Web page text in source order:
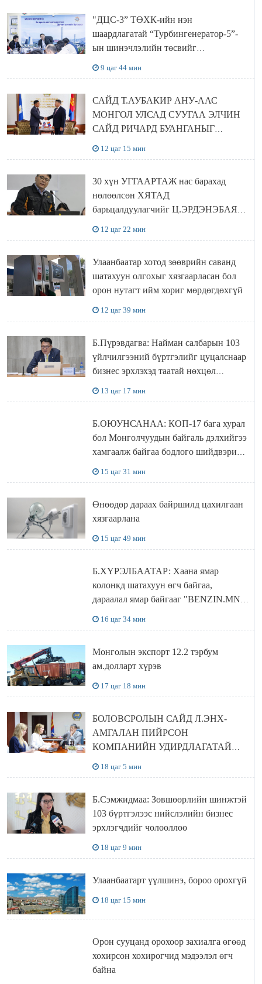
"ДЦС-3” ТӨХК-ийн нэн
шаардлагатай “Турбингенератор-5”-
ын шинэчлэлийн төсвийг
9 цаг 44 мин
САЙД Т.АУБАКИР АНУ-ААС
МОНГОЛ УЛСАД СУУГАА ЭЛЧИН
САЙД РИЧАРД БУАНГАНЫГ
12 цаг 15 мин
30 хүн УГГААРТАЖ нас барахад
нөлөөлсөн ХЯТАД
барьцалдуулагчийг Ц.ЭРДЭНЭБАЯР
12 цаг 22 мин
Улаанбаатар хотод зөөврийн саванд
шатахуун олгохыг хязгаарласан бол
орон нутагт ийм хориг мөрдөгдөхгүй
12 цаг 39 мин
Б.Пүрэвдагва: Найман салбарын 103
үйлчилгээний бүртгэлийг цуцалснаар
бизнес эрхлэхэд таатай нөхцөл
13 цаг 17 мин
Б.ОЮУНСАНАА: КОП-17 бага хурал
бол Монголчуудын байгаль дэлхийгээ
хамгаалж байгаа бодлого шийдвэрийг
15 цаг 31 мин
Өнөөдөр дараах байршилд цахилгаан
хязгаарлана
15 цаг 49 мин
Б.ХҮРЭЛБААТАР: Хаана ямар
колонкд шатахуун өгч байгаа,
дараалал ямар байгааг "BENZIN.MN”
16 цаг 34 мин
Монголын экспорт 12.2 тэрбум
ам.долларт хүрэв
17 цаг 18 мин
БОЛОВСРОЛЫН САЙД Л.ЭНХ-
АМГАЛАН ПИЙРСОН
КОМПАНИЙН УДИРДЛАГАТАЙ
18 цаг 5 мин
Б.Сэмжидмаа: Зөвшөөрлийн шинжтэй
103 бүртгэлээс нийслэлийн бизнес
эрхлэгчдийг чөлөөллөө
18 цаг 9 мин
Улаанбаатарт үүлшинэ, бороо орохгүй
18 цаг 15 мин
Орон сууцанд орохоор захиалга өгөөд
хохирсон хохирогчид мэдээлэл өгч
байна